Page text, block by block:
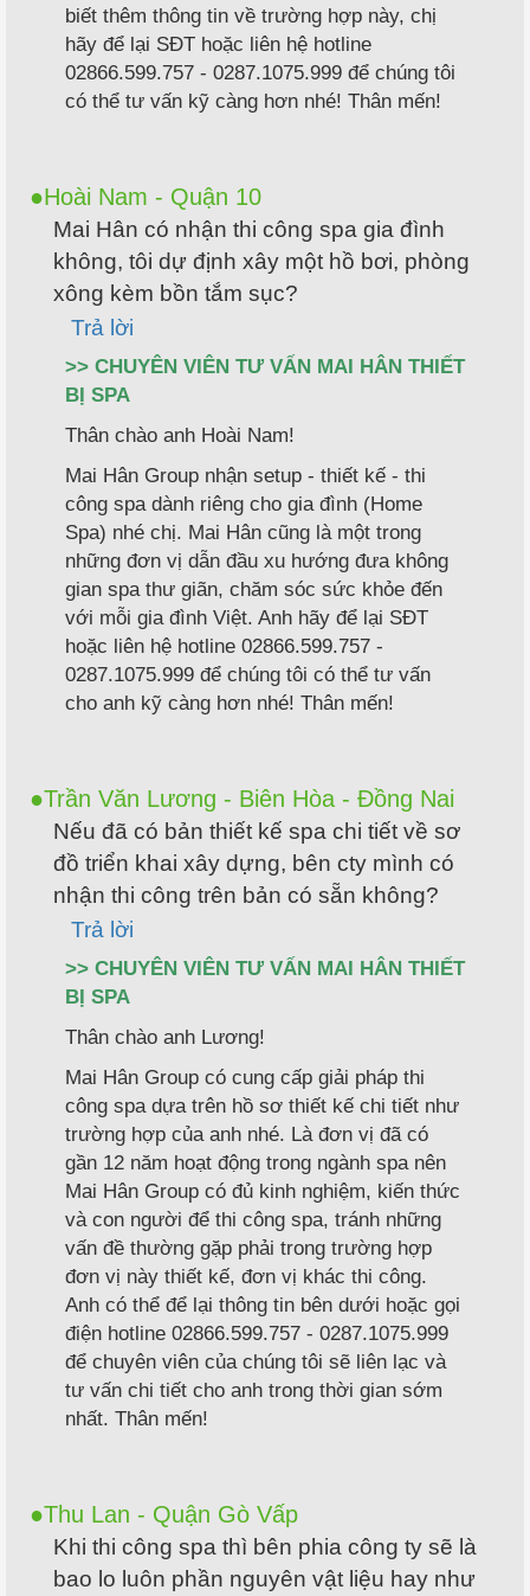
biết thêm thông tin về trường hợp này, chị
hãy để lại SĐT hoặc liên hệ hotline
02866.599.757 - 0287.1075.999 để chúng tôi
có thể tư vấn kỹ càng hơn nhé! Thân mến!
Hoài Nam - Quận 10
Mai Hân có nhận thi công spa gia đình
không, tôi dự định xây một hồ bơi, phòng
xông kèm bồn tắm sục?
Trả lời
>> CHUYÊN VIÊN TƯ VẤN MAI HÂN THIẾT
BỊ SPA
Thân chào anh Hoài Nam!
Mai Hân Group nhận setup - thiết kế - thi
công spa dành riêng cho gia đình (Home
Spa) nhé chị. Mai Hân cũng là một trong
những đơn vị dẫn đầu xu hướng đưa không
gian spa thư giãn, chăm sóc sức khỏe đến
với mỗi gia đình Việt. Anh hãy để lại SĐT
hoặc liên hệ hotline 02866.599.757 -
0287.1075.999 để chúng tôi có thể tư vấn
cho anh kỹ càng hơn nhé! Thân mến!
Trần Văn Lương - Biên Hòa - Đồng Nai
Nếu đã có bản thiết kế spa chi tiết về sơ
đồ triển khai xây dựng, bên cty mình có
nhận thi công trên bản có sẵn không?
Trả lời
>> CHUYÊN VIÊN TƯ VẤN MAI HÂN THIẾT
BỊ SPA
Thân chào anh Lương!
Mai Hân Group có cung cấp giải pháp thi
công spa dựa trên hồ sơ thiết kế chi tiết như
trường hợp của anh nhé. Là đơn vị đã có
gần 12 năm hoạt động trong ngành spa nên
Mai Hân Group có đủ kinh nghiệm, kiến thức
và con người để thi công spa, tránh những
vấn đề thường gặp phải trong trường hợp
đơn vị này thiết kế, đơn vị khác thi công.
Anh có thể để lại thông tin bên dưới hoặc gọi
điện hotline 02866.599.757 - 0287.1075.999
để chuyên viên của chúng tôi sẽ liên lạc và
tư vấn chi tiết cho anh trong thời gian sớm
nhất. Thân mến!
Thu Lan - Quận Gò Vấp
Khi thi công spa thì bên phia công ty sẽ là
bao lo luôn phần nguyên vật liệu hay như